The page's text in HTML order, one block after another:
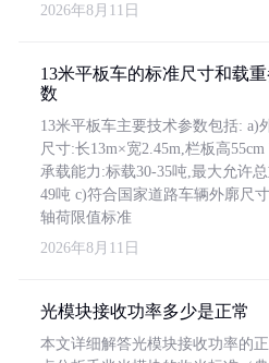
2026年8月11日
13米平板车的标准尺寸和载
数
13米平板车主要技术参数包括: a)
尺寸:长13m×宽2.45m,栏板高55cm
承载能力:标载30-35吨,最大允许
49吨 c)符合国家道路车辆外廓尺
轴荷限值标准
2026年8月11日
光模块接收功率多少是正常
本文详细解答光模块接收功率的